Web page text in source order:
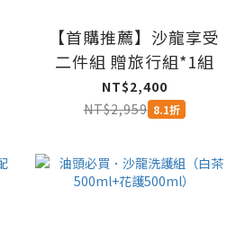
【首購推薦】沙龍享受
二件組 贈旅行組*1組
NT$2,400
NT$2,959 8.1折